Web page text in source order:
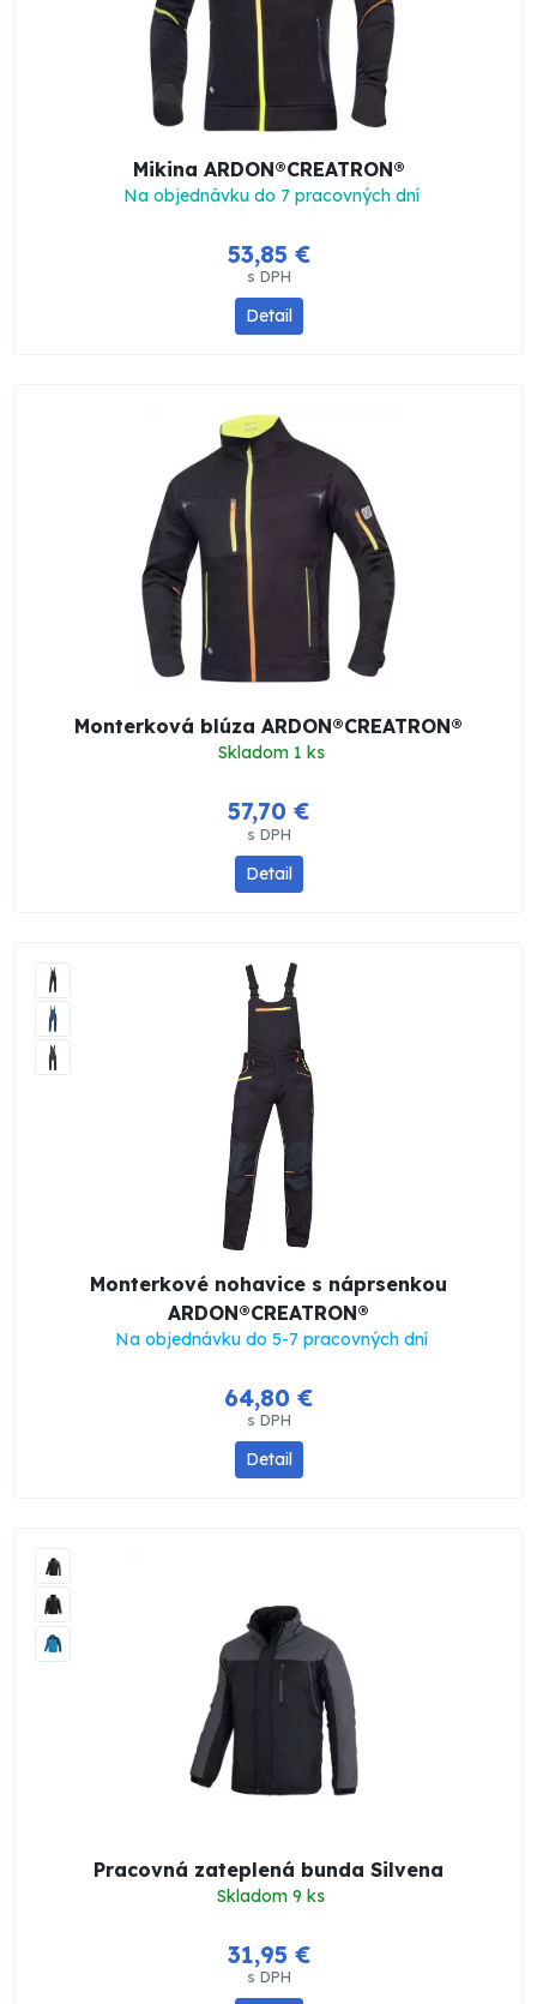
Mikina ARDON®CREATRON®
Na objednávku do 7 pracovných dní
53,85 €
s DPH
Detail
Monterková blúza ARDON®CREATRON®
Skladom 1 ks
57,70 €
s DPH
Detail
Monterkové nohavice s náprsenkou
ARDON®CREATRON®
Na objednávku do 5-7 pracovných dní
64,80 €
s DPH
Detail
Pracovná zateplená bunda Silvena
Skladom 9 ks
31,95 €
s DPH